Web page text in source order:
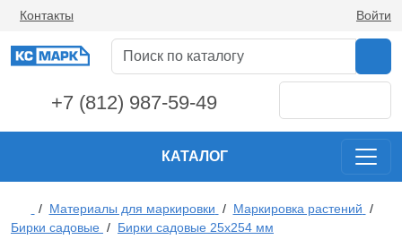
Контакты Войти
+7 (812) 987-59-49
КАТАЛОГ
/ Материалы для маркировки / Маркировка растений /
Бирки садовые / Бирки садовые 25х254 мм